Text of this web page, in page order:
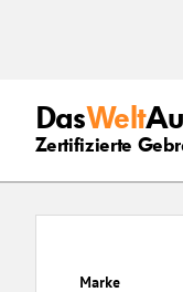
DasWelt
Zertifizierte
Marke